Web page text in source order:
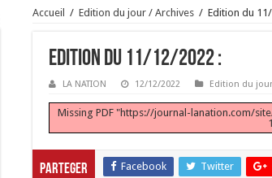
Accueil / Edition du jour / Archives / Edition du
Edition du 11/12/2022 :
LA NATION 12/12/2022 Edition du
Missing PDF "https://journal-lanation.com/
Parteger Facebook Twitter